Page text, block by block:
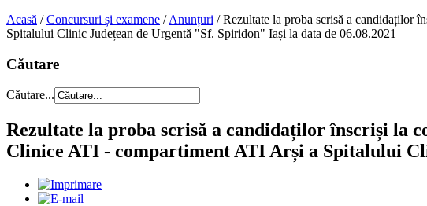
Acasă /Concursuri și examene /Anunțuri /Rezultate la proba scrisă a candidaților
Spitalului Clinic Județean de Urgentă "Sf. Spiridon" Iași la data de 06.08.2021
Căutare
Căutare...
Rezultate la proba scrisă a candidaților înscriși la
Clinice ATI - compartiment ATI Arși a Spitalului